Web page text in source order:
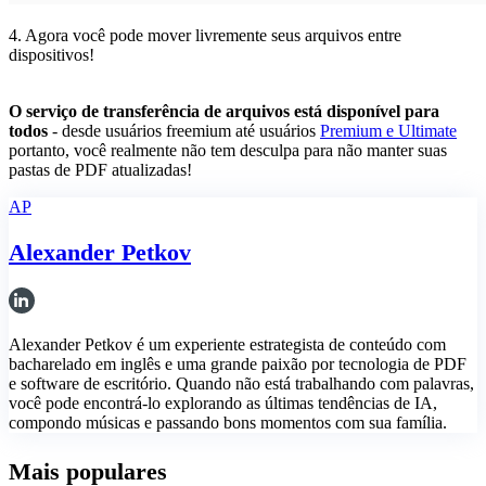
4. Agora você pode mover livremente seus arquivos entre
dispositivos!
O serviço de transferência de arquivos está disponível para
todos - desde usuários freemium até usuários Premium e Ultimate
portanto, você realmente não tem desculpa para não manter suas
pastas de PDF atualizadas!
AP
Alexander Petkov
Alexander Petkov é um experiente estrategista de conteúdo com
bacharelado em inglês e uma grande paixão por tecnologia de PDF
e software de escritório. Quando não está trabalhando com palavras,
você pode encontrá-lo explorando as últimas tendências de IA,
compondo músicas e passando bons momentos com sua família.
Mais populares